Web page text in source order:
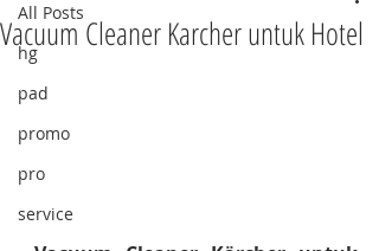
All Posts
hg
pad
promo
pro
service
Vacuum Cleaner Karcher untuk Hotel